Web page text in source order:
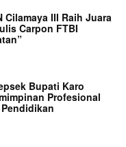
Cilamaya III Raih Juara
Carpon FTBI
Bupati Karo
Profesional